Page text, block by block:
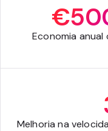
Economia
Melhoria na